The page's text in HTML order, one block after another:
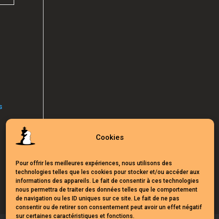
Cookies
Pour offrir les meilleures expériences, nous utilisons des
technologies telles que les cookies pour stocker et/ou accéder aux
informations des appareils. Le fait de consentir à ces technologies
nous permettra de traiter des données telles que le comportement
de navigation ou les ID uniques sur ce site. Le fait de ne pas
consentir ou de retirer son consentement peut avoir un effet négatif
sur certaines caractéristiques et fonctions.